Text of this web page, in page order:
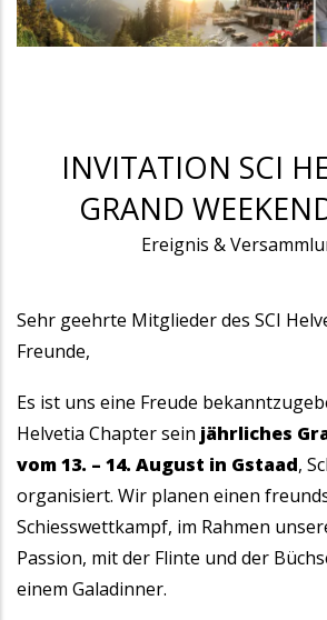
INVITATION SCI
GRAND
Ereignis &
Sehr geehrte Mitglieder des SCI
Freunde,
Es ist uns eine Freude
Helvetia Chapter sein jährliches
vom 13. – 14. August in Gstaad,
organisiert. Wir planen einen
Schiesswettkampf, im Rahmen
Passion, mit der Flinte und der
einem Galadinner.